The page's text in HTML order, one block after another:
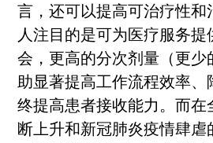
言，还可以提高可治疗性和
人注目的是可为医疗服务
会，更高的分次剂量（更少
助显著提高工作流程效率、
终提高患者接收能力。而在
断上升和新冠肺炎疫情肆